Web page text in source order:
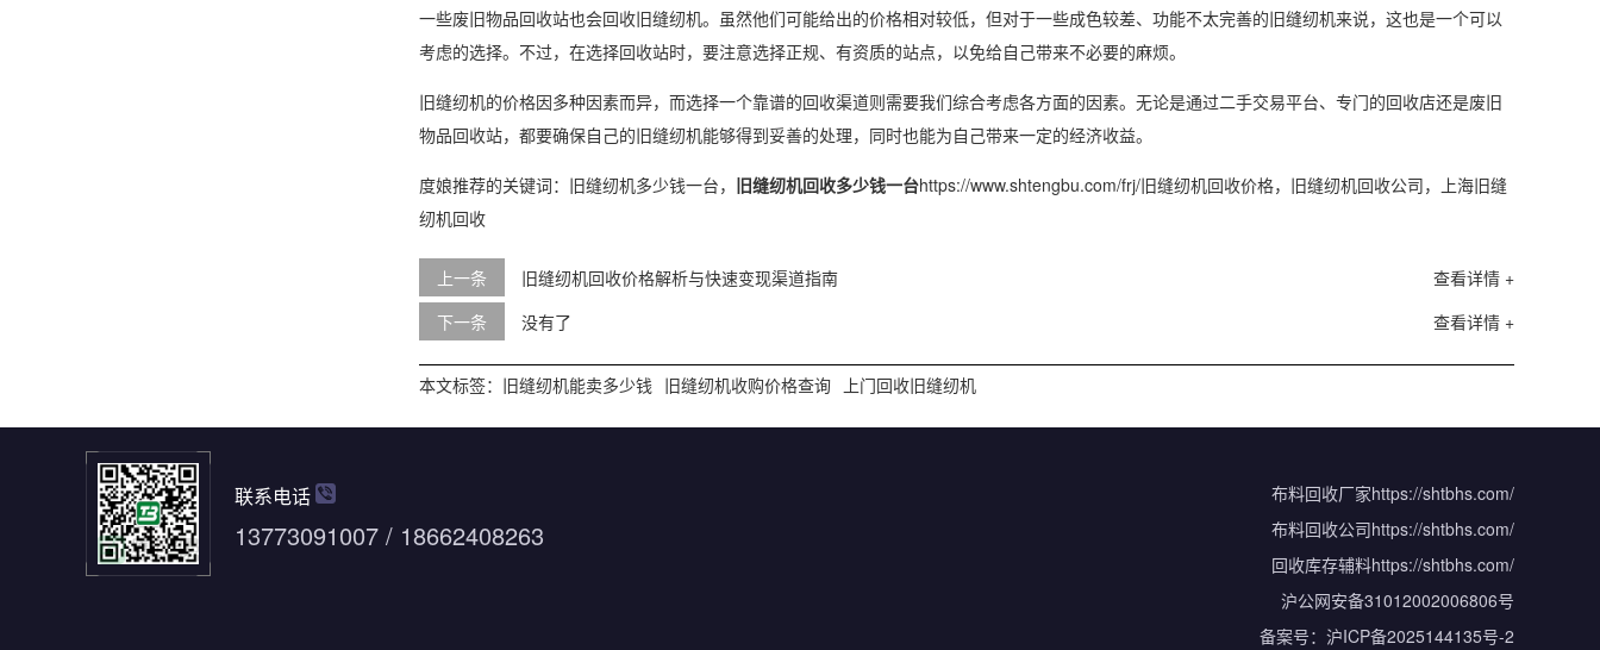
一些废旧物品回收站也会回收旧缝纫机。虽然他们可能给出的价格相对较低，但对于一些成色较差、功能不太完善的旧缝纫机来说，这也是一个可以
考虑的选择。不过，在选择回收站时，要注意选择正规、有资质的站点，以免给自己带来不必要的麻烦。
旧缝纫机的价格因多种因素而异，而选择一个靠谱的回收渠道则需要我们综合考虑各方面的因素。无论是通过二手交易平台、专门的回收店还是废旧
物品回收站，都要确保自己的旧缝纫机能够得到妥善的处理，同时也能为自己带来一定的经济收益。
度娘推荐的关键词：旧缝纫机多少钱一台， 旧缝纫机回收多少钱一台https://www.shtengbu.com/frj/旧缝纫机回收价格，旧缝纫机回收公司，上海旧缝
纫机回收
上一条 查看详情 +
旧缝纫机回收价格解析与快速变现渠道指南
下一条
查看详情 +
没有了
本文标签： 旧缝纫机能卖多少钱 旧缝纫机收购价格查询 上门回收旧缝纫机
联系电话
13773091007 / 18662408263
布料回收厂家https://shtbhs.com/
布料回收公司https://shtbhs.com/
回收库存辅料https://shtbhs.com/
沪公网安备31012002006806号
备案号： 沪ICP备2025144135号-2